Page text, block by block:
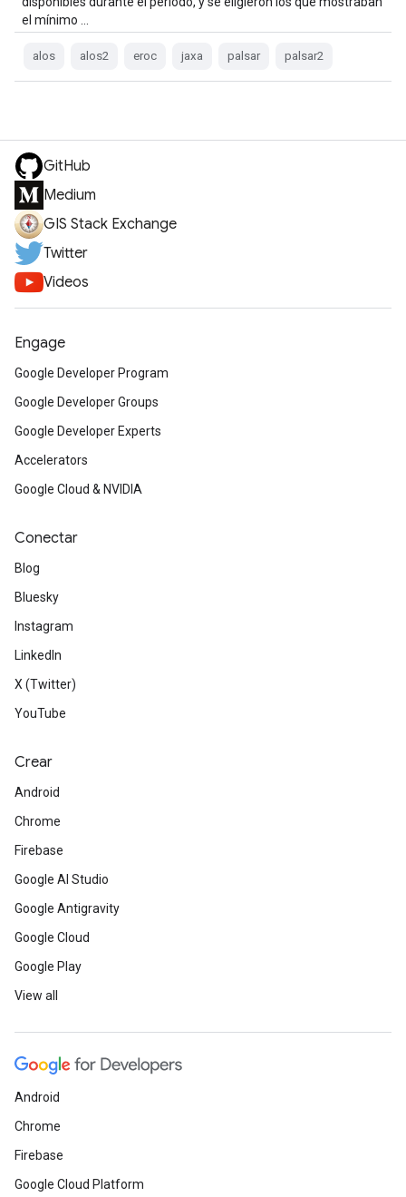
el mínimo …
alos alos2 eroc jaxa palsar palsar2
GitHub
Medium
GIS Stack Exchange
Twitter
Videos
Engage
Google Developer Program
Google Developer Groups
Google Developer Experts
Accelerators
Google Cloud & NVIDIA
Conectar
Blog
Bluesky
Instagram
LinkedIn
X (Twitter)
YouTube
Crear
Android
Chrome
Firebase
Google AI Studio
Google Antigravity
Google Cloud
Google Play
View all
Android
Chrome
Firebase
Google Cloud Platform